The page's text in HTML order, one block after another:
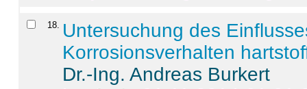
18
Untersuchung des
Korrosionsverhalten
Dr.-Ing. Andreas Burkert